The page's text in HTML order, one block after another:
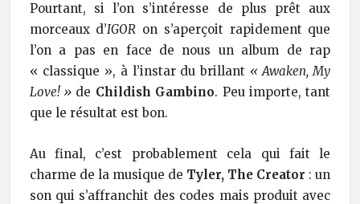
Pourtant, si l’on s’intéresse de plus prêt aux
morceaux d’IGOR on s’aperçoit rapidement que
l’on a pas en face de nous un album de rap
« classique », à l’instar du brillant « Awaken, My
Love! » de Childish Gambino. Peu importe, tant
que le résultat est bon.
Au final, c’est probablement cela qui fait le
charme de la musique de Tyler, The Creator : un
son qui s’affranchit des codes mais produit avec